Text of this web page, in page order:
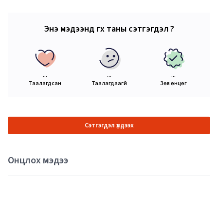
Энэ мэдээнд өгөх таны сэтгэгдэл ?
...
Таалагдсан
...
Таалагдаагүй
...
Зөв өнцөг
Сэтгэгдэл үлдээх
Онцлох мэдээ